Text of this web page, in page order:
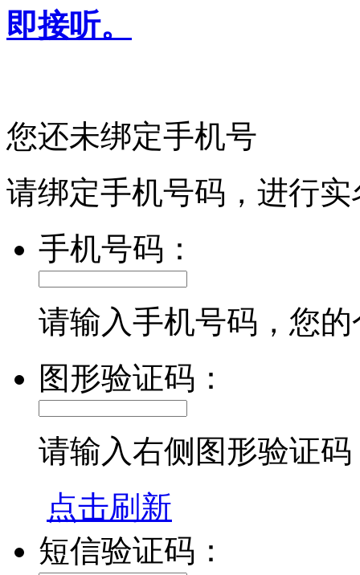
即接听。
您还未绑定手机号
请绑定手机号码，进行
手机号码：
请输入手机号码，您
图形验证码：
请输入右侧图形验证码
点击刷新
短信验证码：